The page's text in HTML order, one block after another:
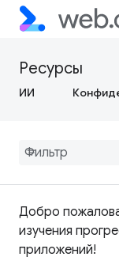
Ресурсы
ИИ
Добро
изучения
приложений!